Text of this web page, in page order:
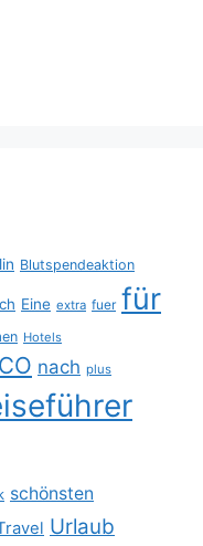
Blutspendeaktion
Eine extra fuer für
Hotels
nach plus
schönsten
Urlaub